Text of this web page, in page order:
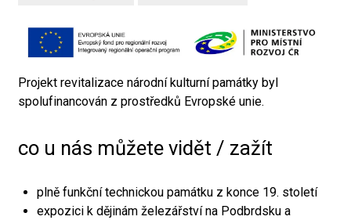
Projekt revitalizace národní kulturní památky byl
spolufinancován z prostředků Evropské unie.
co u nás můžete vidět / zažít
plně funkční technickou památku z konce 19. století
expozici k dějinám železářství na Podbrdsku a